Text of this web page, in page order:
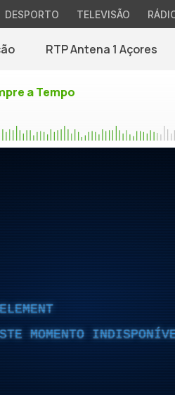
DESPORTO TELEVISÃO
RTP Antena 1 Açores
a Tempo
MOMENTO